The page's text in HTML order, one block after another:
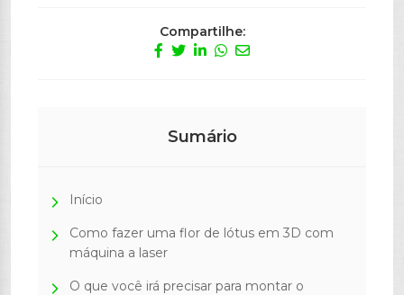
Compartilhe:
Sumário
Início
Como fazer uma flor de lótus em 3D com
máquina a laser
O que você irá precisar para montar o